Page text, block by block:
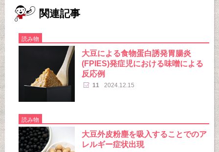
関連記事
読み物
大豆による食物蛋白誘発胃腸炎
(FPIES)発症児における味噌による
反応例
11 2024.12.15
読み物
大豆外皮粉塵を吸入することでのア
レルギー症状出現